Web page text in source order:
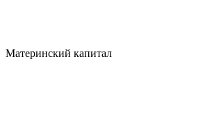
Материнский капитал